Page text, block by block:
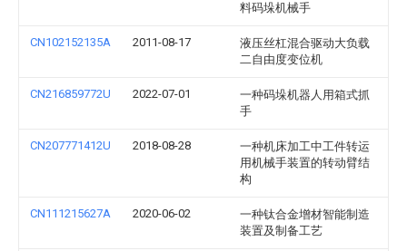
料码垛机械手
CN102152135A 2011-08-17
液压丝杠混合驱动大负载
二自由度变位机
CN216859772U 2022-07-01
一种码垛机器人用箱式抓
手
CN207771412U 2018-08-28
一种机床加工中工件转运
用机械手装置的转动臂结
构
CN111215627A 2020-06-02
一种钛合金增材智能制造
装置及制备工艺